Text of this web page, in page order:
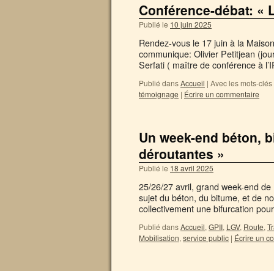
Conférence-débat: «
Publié le 10 juin 2025
Rendez-vous le 17 juin à la
communique: Olivier Petitjean
Serfati ( maître de conférence à
Publié dansAccueil | Avec les mots-clés
témoignage | Écrire un commentaire
Un week-end béton,
déroutantes »
Publié le 18 avril 2025
25/26/27 avril, grand week-end
sujet du béton, du bitume, et de
collectivement une bifurcation
Publié dansAccueil, GPII, LGV, Route,
Mobilisation, service public | Écrire un